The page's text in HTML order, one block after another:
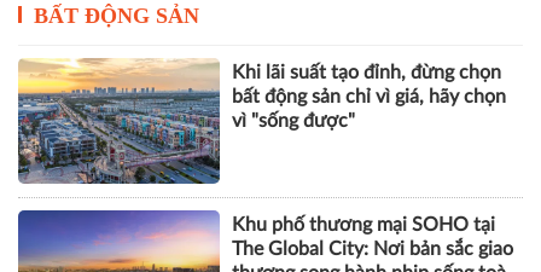
BẤT ĐỘNG SẢN
Khi lãi suất tạo đỉnh, đừng chọn
bất động sản chỉ vì giá, hãy chọn
vì "sống được"
Khu phố thương mại SOHO tại
The Global City: Nơi bản sắc giao